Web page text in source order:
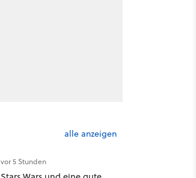
alle anzeigen
vor 5 Stunden